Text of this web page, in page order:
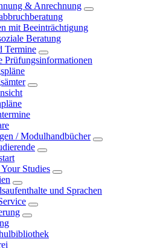
& Anrechnung
mit Beeinträchtigung
Beratung
Termine
Prüfungsinformationen
/ Modulhandbücher
Studies
und Sprachen